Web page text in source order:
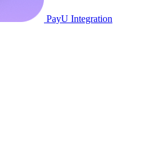
PayU Integration